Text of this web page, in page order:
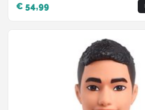
€ 54,99